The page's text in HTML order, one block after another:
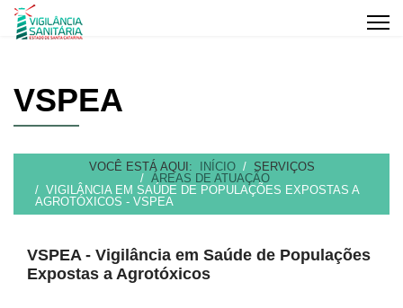
VSPEA
VOCÊ ESTÁ AQUI: INÍCIO
SERVIÇOS
ÁREAS DE ATUAÇÃO
VIGILÂNCIA EM SAÚDE DE POPULAÇÕES EXPOSTAS A
AGROTÓXICOS - VSPEA
VSPEA - Vigilância em Saúde de Populações
Expostas a Agrotóxicos